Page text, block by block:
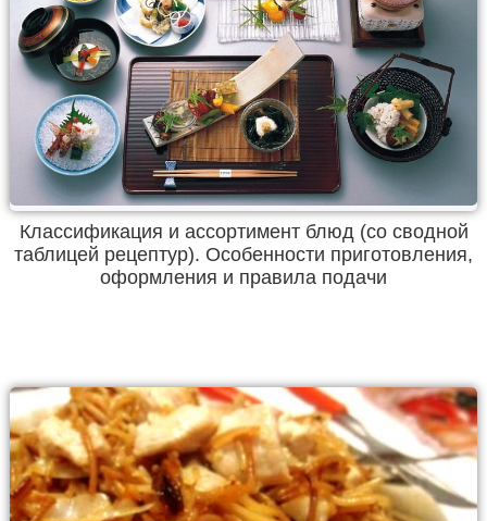
Классификация и ассортимент блюд (со сводной
таблицей рецептур). Особенности приготовления,
оформления и правила подачи